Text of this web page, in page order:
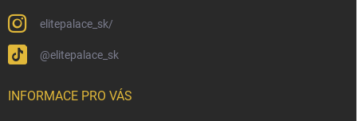
elitepalace_sk/
@elitepalace_sk
INFORMACE PRO VÁS